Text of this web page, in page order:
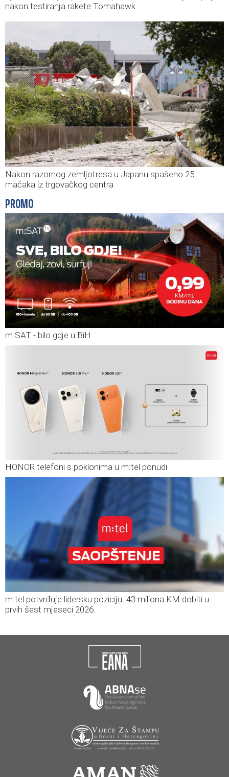
nakon testiranja rakete Tomahawk
Nakon razornog zemljotresa u Japanu spašeno 25
mačaka iz trgovačkog centra
PROMO
m:SAT - bilo gdje u BiH
HONOR telefoni s poklonima u m:tel ponudi
m:tel potvrđuje lidersku poziciju: 43 miliona KM dobiti u
prvih šest mjeseci 2026.